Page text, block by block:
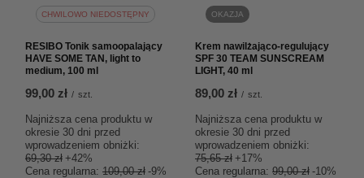
CHWILOWO NIEDOSTĘPNY
RESIBO Tonik samoopalający
HAVE SOME TAN, light to
medium, 100 ml
99,00 zł / szt.
Najniższa cena produktu w
okresie 30 dni przed
wprowadzeniem obniżki:
69,30 zł +42%
Cena regularna: 109,00 zł -9%
OKAZJA
Krem nawilżająco-regulujący
SPF 30 TEAM SUNSCREAM
LIGHT, 40 ml
89,00 zł / szt.
Najniższa cena produktu w
okresie 30 dni przed
wprowadzeniem obniżki:
75,65 zł +17%
Cena regularna: 99,00 zł -10%